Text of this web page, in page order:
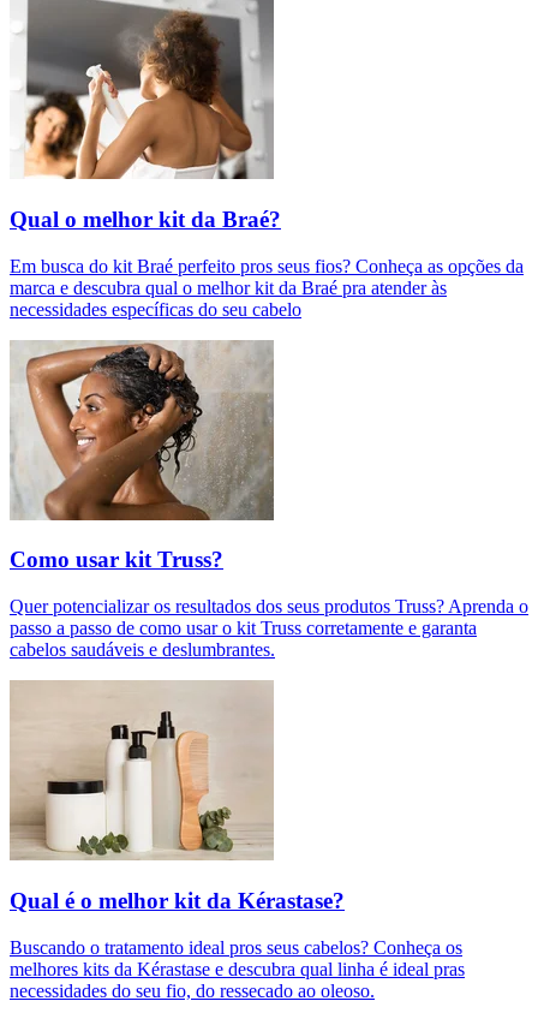
Qual o melhor kit da Braé?
Em busca do kit Braé perfeito pros seus fios? Conheça as opções da
marca e descubra qual o melhor kit da Braé pra atender às
necessidades específicas do seu cabelo
Como usar kit Truss?
Quer potencializar os resultados dos seus produtos Truss? Aprenda o
passo a passo de como usar o kit Truss corretamente e garanta
cabelos saudáveis e deslumbrantes.
Qual é o melhor kit da Kérastase?
Buscando o tratamento ideal pros seus cabelos? Conheça os
melhores kits da Kérastase e descubra qual linha é ideal pras
necessidades do seu fio, do ressecado ao oleoso.